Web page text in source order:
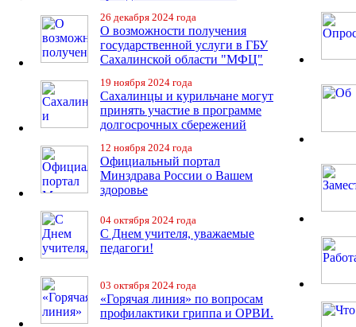
26 декабря 2024 года
О возможности получения
государственной услуги в ГБУ
Сахалинской области "МФЦ"
19 ноября 2024 года
Сахалинцы и курильчане могут
принять участие в программе
долгосрочных сбережений
12 ноября 2024 года
Официальный портал
Минздрава России о Вашем
здоровье
04 октября 2024 года
С Днем учителя, уважаемые
педагоги!
03 октября 2024 года
«Горячая линия» по вопросам
профилактики гриппа и ОРВИ.